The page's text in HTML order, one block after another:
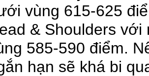
vùng 615-625
& Shoulders
585-590 điểm.
hạn sẽ khá bi